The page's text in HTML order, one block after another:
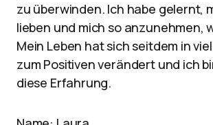
zu überwinden. Ich habe gelernt,
lieben und mich so anzunehmen,
Mein Leben hat sich seitdem in
zum Positiven verändert und ich
diese Erfahrung.